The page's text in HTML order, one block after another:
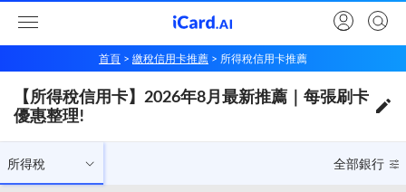
【所得稅信用卡】2026年8月最新推薦｜每張刷卡優惠整理!
所得稅 全部銀行
首頁 繳稅信用卡推薦 所得稅信用卡推薦
【所得稅信用卡】2026年8月最新推薦｜每張刷卡
優惠整理!
所得稅 全部銀行